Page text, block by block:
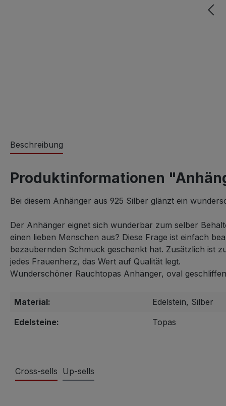
Beschreibung
Produktinformationen
Bei diesem Anhänger aus 925 Silber glänzt ein
Der Anhänger eignet sich wunderbar zum selber
einen lieben Menschen aus? Diese Frage ist einfach
bezaubernden Schmuck geschenkt hat. Zusätzlich ist
jedes Frauenherz, das Wert auf Qualität legt.
Wunderschöner Rauchtopas Anhänger, oval
Material:
Edelstein, Silber
Edelsteine:
Topas
Cross-sells Up-sells